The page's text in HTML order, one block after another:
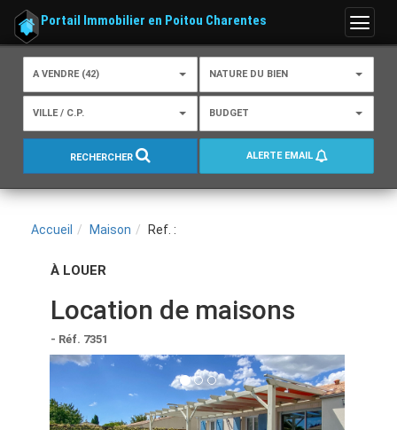
Menu
Portail Immobilier en Poitou Charentes
A VENDRE (42) NATURE DU BIEN
VILLE / C.P. BUDGET
RECHERCHER ALERTE EMAIL
Accueil Maison Ref. :
À LOUER
Location de maisons
- Réf. 7351